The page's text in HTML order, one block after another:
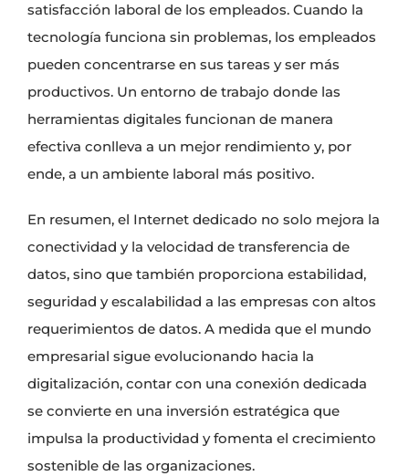
satisfacción laboral de los empleados. Cuando la
tecnología funciona sin problemas, los empleados
pueden concentrarse en sus tareas y ser más
productivos. Un entorno de trabajo donde las
herramientas digitales funcionan de manera
efectiva conlleva a un mejor rendimiento y, por
ende, a un ambiente laboral más positivo.
En resumen, el Internet dedicado no solo mejora la
conectividad y la velocidad de transferencia de
datos, sino que también proporciona estabilidad,
seguridad y escalabilidad a las empresas con altos
requerimientos de datos. A medida que el mundo
empresarial sigue evolucionando hacia la
digitalización, contar con una conexión dedicada
se convierte en una inversión estratégica que
impulsa la productividad y fomenta el crecimiento
sostenible de las organizaciones.